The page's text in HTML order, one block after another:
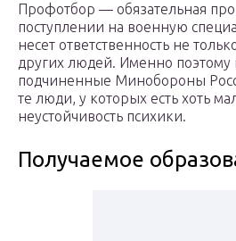
Профотбор — обязательная
поступлении на военную
несет ответственность не
других людей. Именно поэтому
подчиненные Минобороны
те люди, у которых есть хоть
неустойчивость психики.
Получаемое